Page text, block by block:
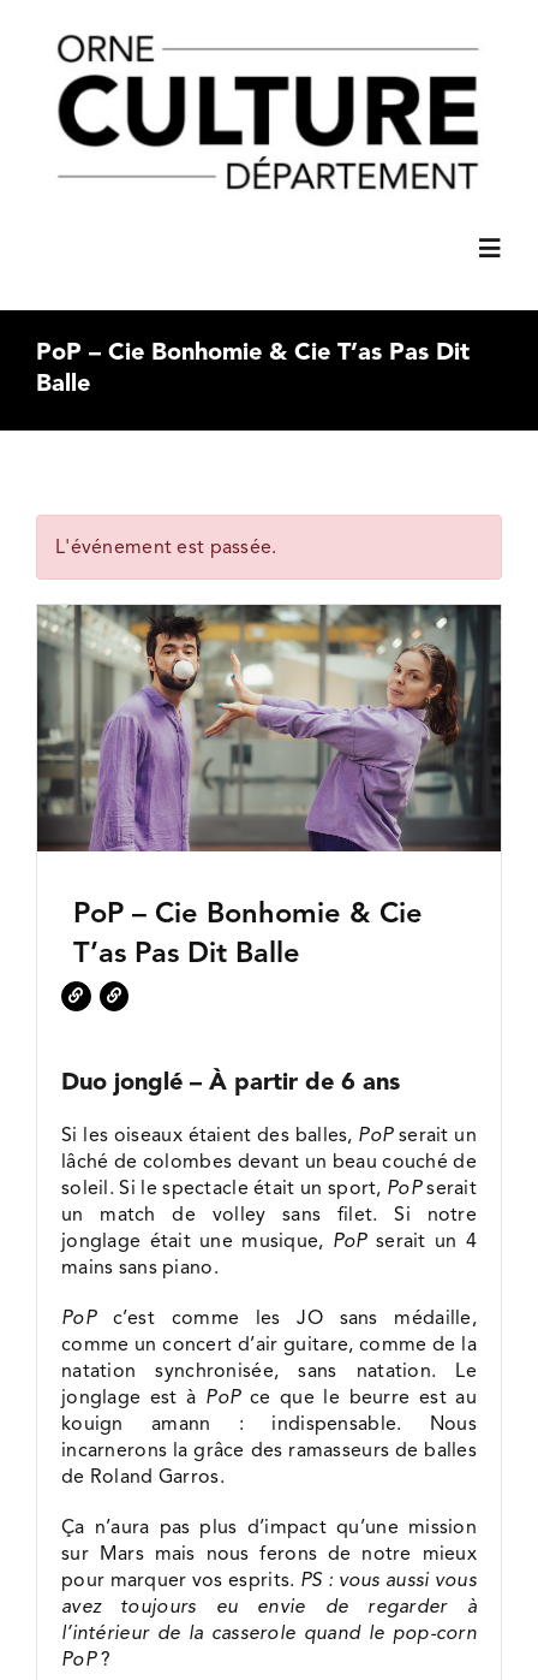
principal
contenu
ACCUEIL
FDAC EXPOSITIONS
QUI SOMMES-NOUS ?
PoP – Cie Bonhomie & Cie T’as Pas Dit
Balle
l'image
agrandie
L'événement est passée.
PoP – Cie Bonhomie & Cie
T’as Pas Dit Balle
Duo jonglé – À partir de 6 ans
Si les oiseaux étaient des balles, PoPserait un
lâché de colombes devant un beau couché de
soleil. Si le spectacle était un sport, PoPserait
un match de volley sans filet. Si notre
jonglage était une musique, PoPserait un 4
mains sans piano.
PoPc’est comme les JO sans médaille,
comme un concert d’air guitare, comme de la
natation synchronisée, sans natation. Le
jonglage est à PoPce que le beurre est au
kouign amann : indispensable. Nous
incarnerons la grâce des ramasseurs de balles
de Roland Garros.
Ça n’aura pas plus d’impact qu’une mission
sur Mars mais nous ferons de notre mieux
pour marquer vos esprits. PS : vous aussi vous
avez toujours eu envie de regarder à
l’intérieur de la casserole quand le pop-corn
PoP?